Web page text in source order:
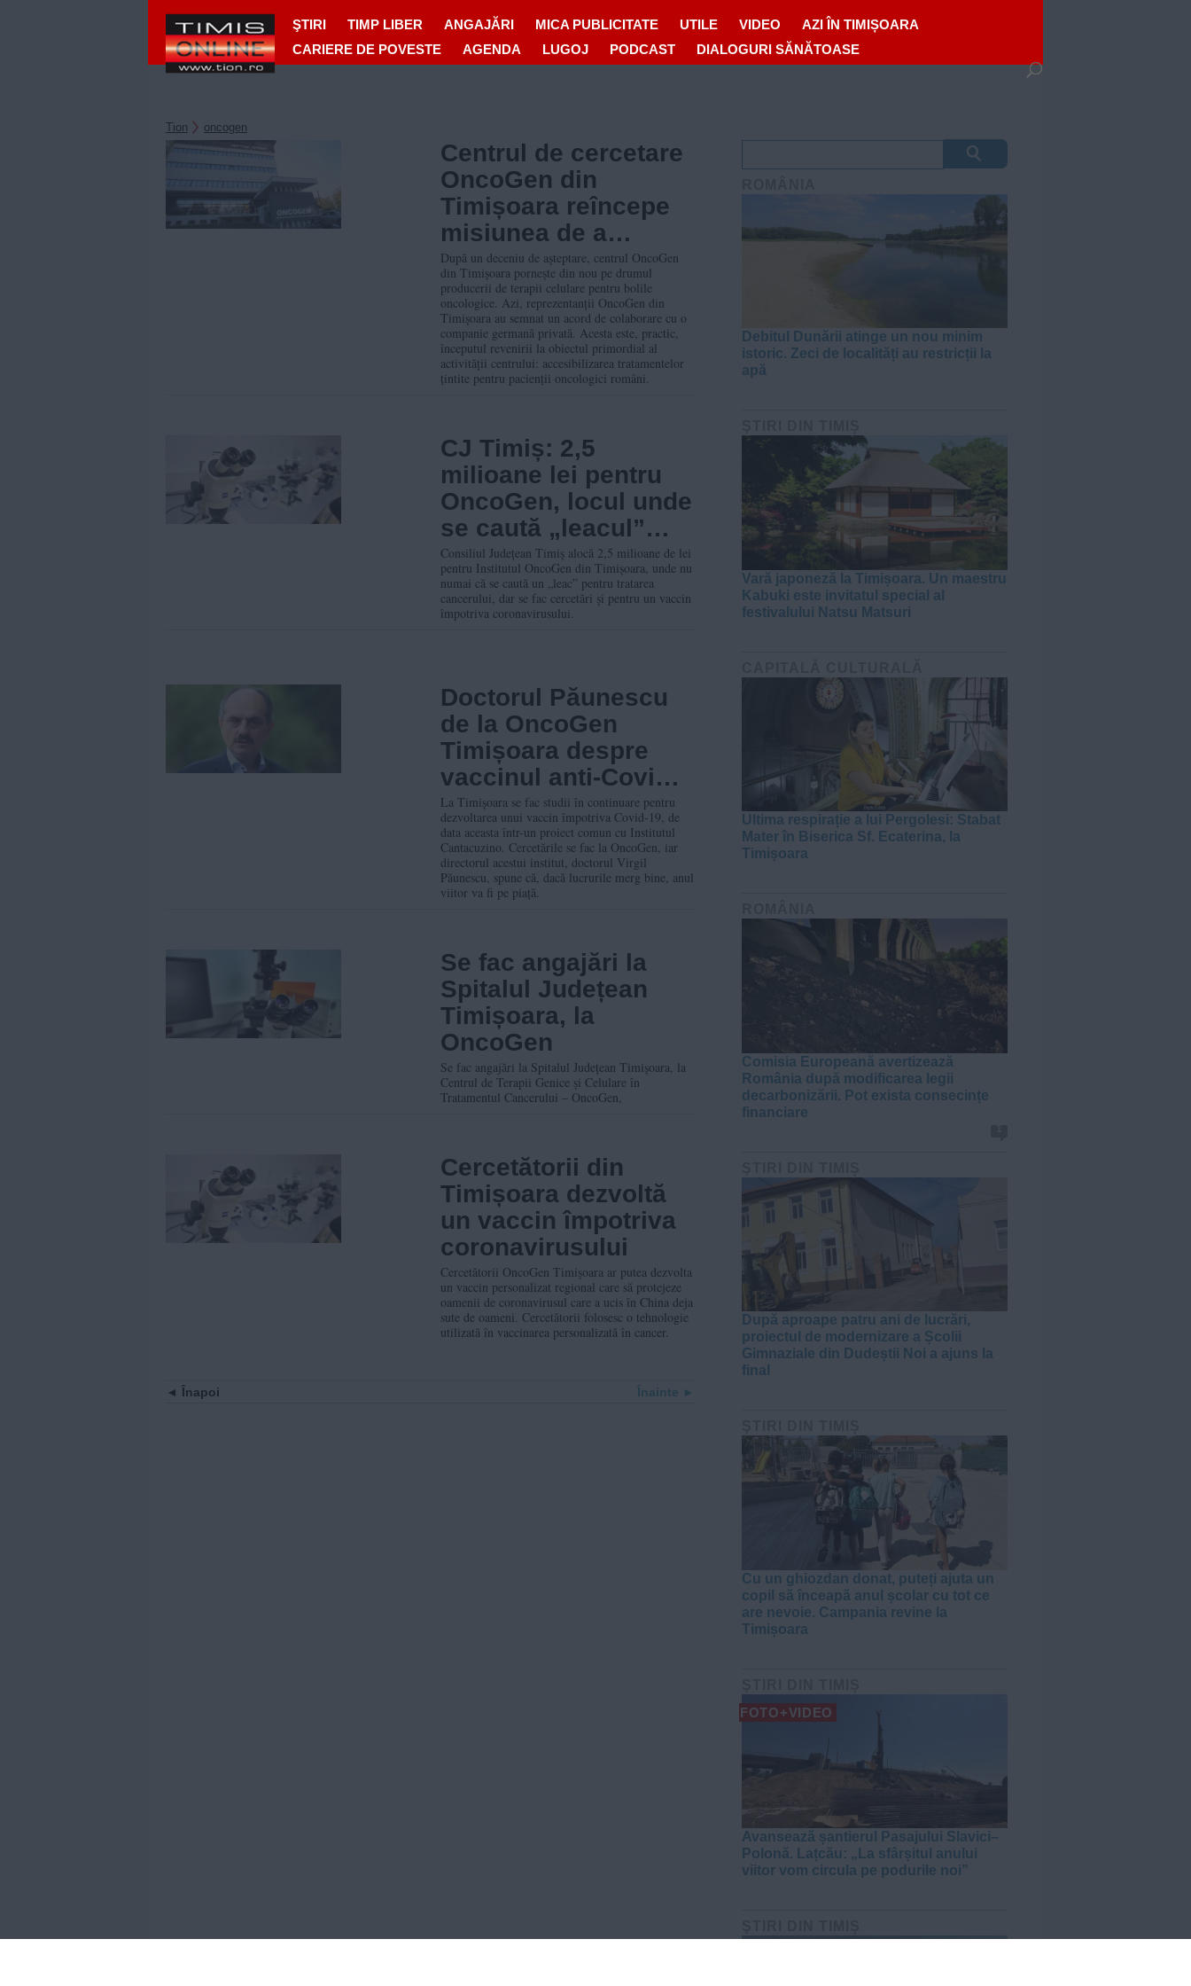
ŞTIRI TIMP LIBER ANGAJĂRI MICA PUBLICITATE UTILE VIDEO
AZI ÎN TIMIȘOARA
CARIERE DE POVESTE
AGENDA LUGOJ PODCAST DIALOGURI SĂNĂTOASE
Tion oncogen
Centrul de cercetare
OncoGen din
Timișoara reîncepe
misiunea de a
produce terapii
celulare pentru
pacienții cu cancer
După un deceniu de așteptare, centrul OncoGen
din Timișoara pornește din nou pe drumul
producerii de terapii celulare pentru bolile
oncologice. Azi, reprezentanții OncoGen din
Timișoara au semnat un acord de colaborare cu o
companie germană privată. Acesta este, practic,
începutul revenirii la obiectul primordial al
activității centrului: accesibilizarea tratamentelor
țintite pentru pacienții oncologici români.
CJ Timiș: 2,5
milioane lei pentru
OncoGen, locul unde
se caută „leacul”
pentru cancer
Consiliul Județean Timiș alocă 2,5 milioane de lei
pentru Institutul OncoGen din Timișoara, unde nu
numai că se caută un „leac” pentru tratarea
cancerului, dar se fac cercetări și pentru un vaccin
împotriva coronavirusului.
Doctorul Păunescu
de la OncoGen
Timișoara despre
vaccinul anti-Covid-
19: Dacă reușim,
probabil la anul va fi
pe piață
La Timișoara se fac studii în continuare pentru
dezvoltarea unui vaccin împotriva Covid-19, de
data aceasta într-un proiect comun cu Institutul
Cantacuzino. Cercetările se fac la OncoGen, iar
directorul acestui institut, doctorul Virgil
Păunescu, spune că, dacă lucrurile merg bine, anul
viitor va fi pe piață.
Se fac angajări la
Spitalul Județean
Timișoara, la
OncoGen
Se fac angajări la Spitalul Județean Timișoara, la
Centrul de Terapii Genice și Celulare în
Tratamentul Cancerului – OncoGen,
Cercetătorii din
Timișoara dezvoltă
un vaccin împotriva
coronavirusului
Cercetătorii OncoGen Timișoara ar putea dezvolta
un vaccin personalizat regional care să protejeze
oamenii de coronavirusul care a ucis în China deja
sute de oameni. Cercetătorii folosesc o tehnologie
utilizată în vaccinarea personalizată în cancer.
Înapoi Înainte
Debitul Dunării atinge un nou minim
istoric. Zeci de localități au restricții la
apă
Vară japoneză la Timișoara. Un maestru
Kabuki este invitatul special al
festivalului Natsu Matsuri
Ultima respirație a lui Pergolesi: Stabat
Mater în Biserica Sf. Ecaterina, la
Timișoara
Comisia Europeană avertizează
România după modificarea legii
decarbonizării. Pot exista consecințe
financiare
După aproape patru ani de lucrări,
proiectul de modernizare a Școlii
Gimnaziale din Dudeștii Noi a ajuns la
final
Cu un ghiozdan donat, puteți ajuta un
copil să înceapă anul școlar cu tot ce
are nevoie. Campania revine la
Timișoara
FOTO+VIDEO
Avansează șantierul Pasajului Slavici–
Polonă. Lațcău: „La sfârșitul anului
viitor vom circula pe podurile noi”